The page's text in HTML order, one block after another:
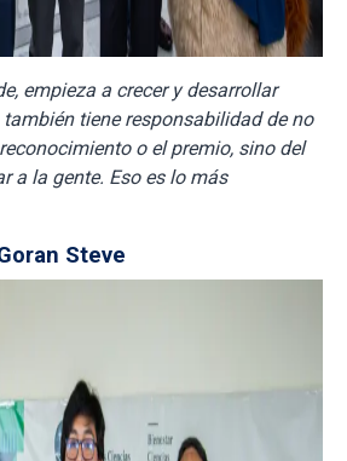
empieza a crecer y desarrollar
tiene responsabilidad de no
o el premio, sino del
a la gente. Eso es lo más
Steve